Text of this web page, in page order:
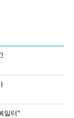
일터"